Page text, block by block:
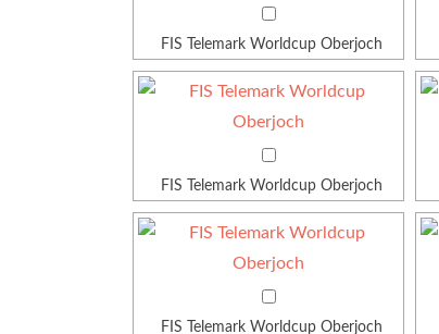
FIS Telemark Worldcup Oberjoch
FIS Telemark Worldcup Oberjoch
FIS Telemark Worldcup Oberjoch